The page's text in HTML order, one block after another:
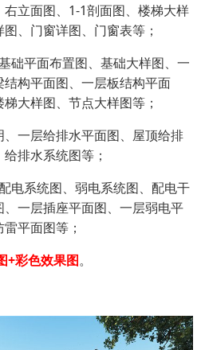
立面图、1-1剖面图、楼梯大样
、门窗详图、门窗表等；
础平面布置图、基础大样图、一
构平面图、一层板结构平面
大样图、节点大样图等；
一层给排水平面图、屋顶给排
排水系统图等；
电系统图、弱电系统图、配电干
一层插座平面图、一层弱电平
平面图等；
+彩色效果图。